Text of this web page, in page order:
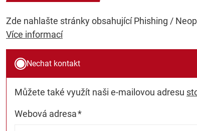
Zde nahlašte stránky obsahující Phishing /
Více informací
Nechat kontakt
Můžete také využít naši e-mailovou adresu
Webová adresa*